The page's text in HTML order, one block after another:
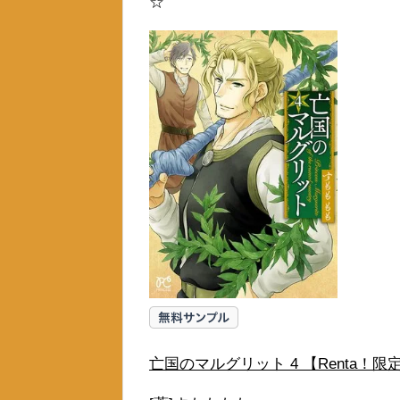
亡国のマルグリット 4 【Renta！限